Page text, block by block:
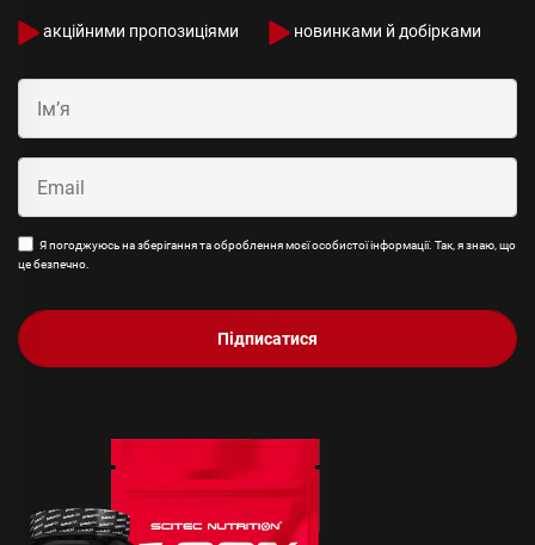
акційними пропозиціями новинками й добірками
Я погоджуюсь на зберігання та оброблення моєї особистої інформації. Так, я знаю, що
це безпечно.
Підписатися